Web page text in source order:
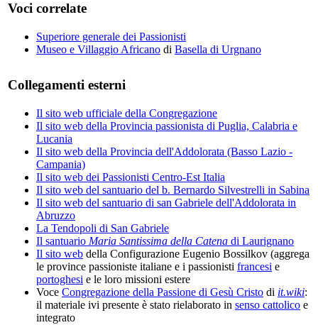
Voci correlate
Superiore generale dei Passionisti
Museo e Villaggio Africano di Basella di Urgnano
Collegamenti esterni
Il sito web ufficiale della Congregazione
Il sito web della Provincia passionista di Puglia, Calabria e
Lucania
Il sito web della Provincia dell'Addolorata (Basso Lazio -
Campania)
Il sito web dei Passionisti Centro-Est Italia
Il sito web del santuario del b. Bernardo Silvestrelli in Sabina
Il sito web del santuario di san Gabriele dell'Addolorata in
Abruzzo
La Tendopoli di San Gabriele
Il santuario Maria Santissima della Catena di Laurignano
Il sito web della Configurazione Eugenio Bossilkov (aggrega
le province passioniste italiane e i passionisti francesi e
portoghesi e le loro missioni estere
Voce Congregazione della Passione di Gesù Cristo di it.wiki:
il materiale ivi presente è stato rielaborato in senso cattolico e
integrato